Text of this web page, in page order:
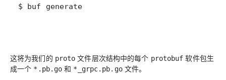
$ buf generate
这将为我们的 proto 文件层次结构中的每个 protobuf 软件包生
成一个 *.pb.go 和 *_grpc.pb.go文件。